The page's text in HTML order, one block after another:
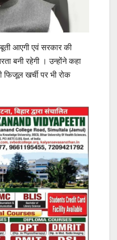
आएगी एवं सरकार की
बनी रहेगी । उन्होंने कहा
फिजूल खर्ची पर भी रोक